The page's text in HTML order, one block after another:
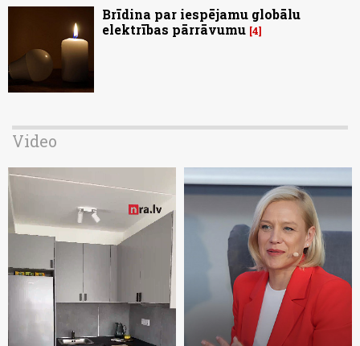
Brīdina par iespējamu globālu
elektrības pārrāvumu 4
Video